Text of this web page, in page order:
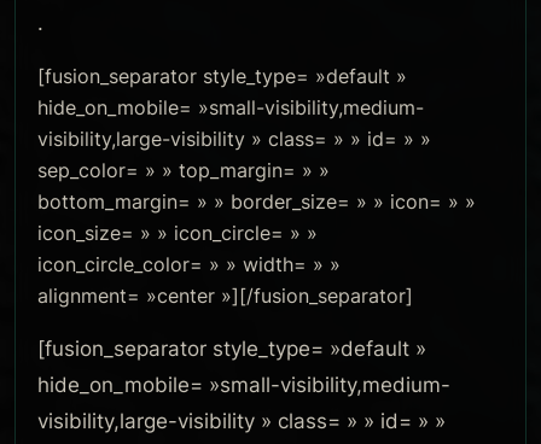
.
[fusion_separator style_type= »default »
hide_on_mobile= »small-visibility,medium-
visibility,large-visibility » class= » » id= » »
sep_color= » » top_margin= » »
bottom_margin= » » border_size= » » icon= » »
icon_size= » » icon_circle= » »
icon_circle_color= » » width= » »
alignment= »center »][/fusion_separator]
[fusion_separator style_type= »default »
hide_on_mobile= »small-visibility,medium-
visibility,large-visibility » class= » » id= » »